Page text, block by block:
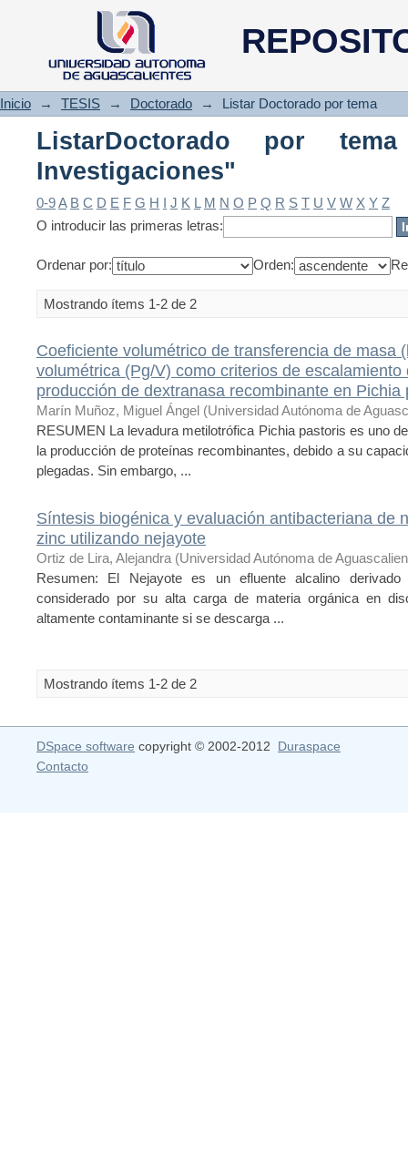
ListarDoctorado por tema
Inicio → TESIS → Doctorado → Listar Doctorado por tema
ListarDoctorado por
Investigaciones"
0-9A B C D E F G H I J K L M N O P Q R S T U V W X Y Z
O introducir las primeras letras:
Ordenar por: Orden:
Mostrando ítems 1-2 de 2
Coeficiente volumétrico de transferencia de masa
volumétrica (Pg/V) como criterios de
producción de dextranasa recombinante en Pichia
Marín Muñoz, Miguel Ángel (Universidad Autónoma de
RESUMEN La levadura metilotrófica Pichia pastoris es uno
la producción de proteínas recombinantes, debido a su
plegadas. Sin embargo, ...
Síntesis biogénica y evaluación antibacteriana de
zinc utilizando nejayote
Ortiz de Lira, Alejandra (Universidad Autónoma de
Resumen: El Nejayote es un efluente alcalino
considerado por su alta carga de materia orgánica en
altamente contaminante si se descarga ...
Mostrando ítems 1-2 de 2
DSpace software copyright © 2002-2012 Duraspace
Contacto